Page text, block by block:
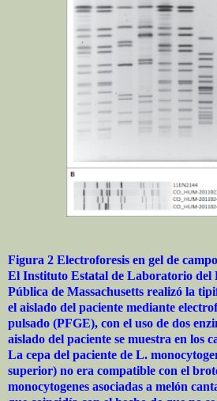
Figura 2 Electroforesis en gel de
El Instituto Estatal de Laboratorio del
Pública de Massachusetts realizó la
el aislado del paciente mediante
pulsado (PFGE), con el uso de dos
aislado del paciente se muestra en los
La cepa del paciente de L.
superior) no era compatible con el
monocytogenes asociadas a melón